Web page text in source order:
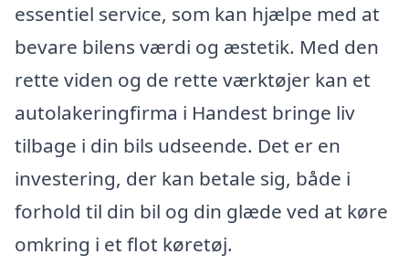
essentiel service, som kan hjælpe med at
bevare bilens værdi og æstetik. Med den
rette viden og de rette værktøjer kan et
autolakeringfirma i Handest bringe liv
tilbage i din bils udseende. Det er en
investering, der kan betale sig, både i
forhold til din bil og din glæde ved at køre
omkring i et flot køretøj.